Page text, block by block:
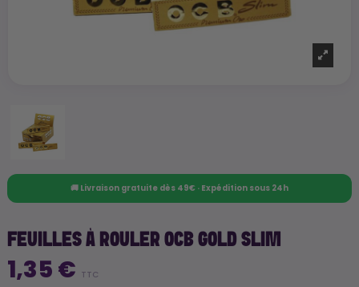
🚚 Livraison gratuite dès 49€ · Expédition sous 24h
FEUILLES À ROULER OCB GOLD SLIM
1,35 € TTC